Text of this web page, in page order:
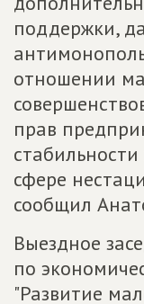
поддержки,
отношении
прав
сфере
сообщил
Выездное
по
"Развитие